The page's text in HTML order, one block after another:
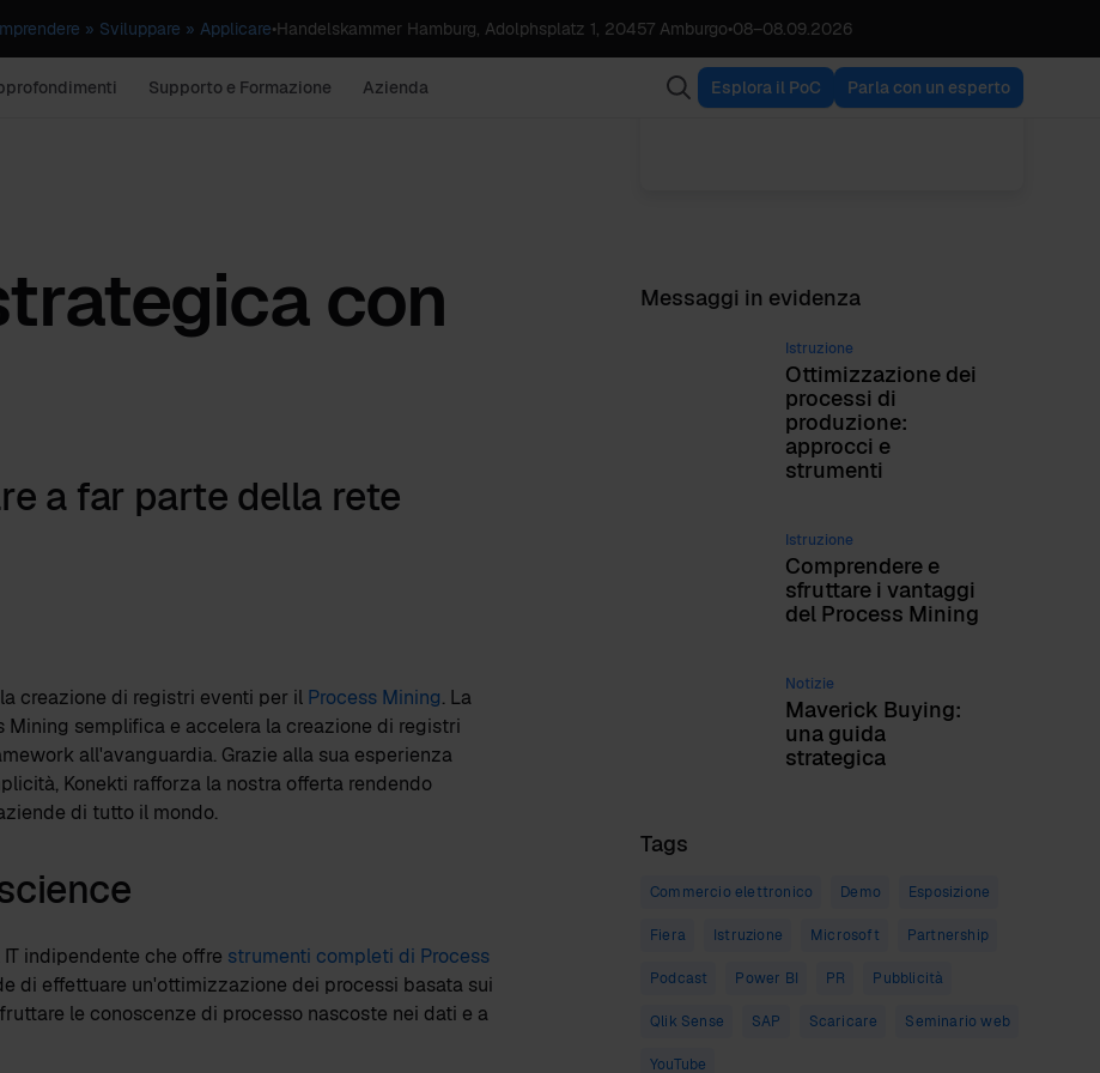
» Sviluppare » Applicare•Handelskammer Hamburg, Adolphsplatz 1, 20457 Amburgo•08–08.09.2026
Supporto e Formazione Azienda Esplora il PoC Parla con un esperto
con
a far parte della rete
creazione di registri eventi per il Process Mining. La
semplifica e accelera la creazione di registri
all'avanguardia. Grazie alla sua esperienza
Konekti rafforza la nostra offerta rendendo
di tutto il mondo.
indipendente che offre strumenti completi di Process
di effettuare un'ottimizzazione dei processi basata sui
le conoscenze di processo nascoste nei dati e a
Babette Schroth
Director Operations
Messaggi in evidenza
Istruzione
Ottimizzazione dei
processi di
produzione:
approcci e
strumenti
Istruzione
Comprendere e
sfruttare i vantaggi
del Process Mining
Notizie
Maverick Buying:
una guida
strategica
Tags
Commercio elettronico Demo Esposizione
Fiera Istruzione Microsoft Partnership
Podcast Power BI PR Pubblicità
Qlik Sense SAP Scaricare Seminario web
YouTube